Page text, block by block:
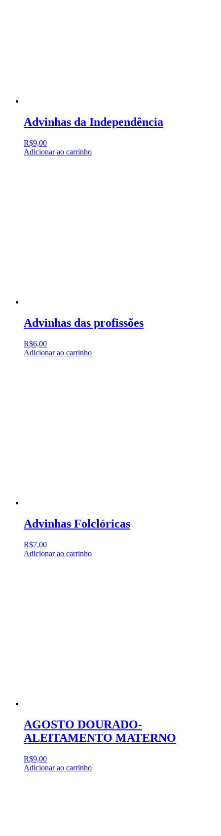
Advinhas da Independência
R$9,00
Adicionar ao carrinho
Advinhas das profissões
R$6,00
Adicionar ao carrinho
Advinhas Folclóricas
R$7,00
Adicionar ao carrinho
AGOSTO DOURADO-
ALEITAMENTO MATERNO
R$9,00
Adicionar ao carrinho